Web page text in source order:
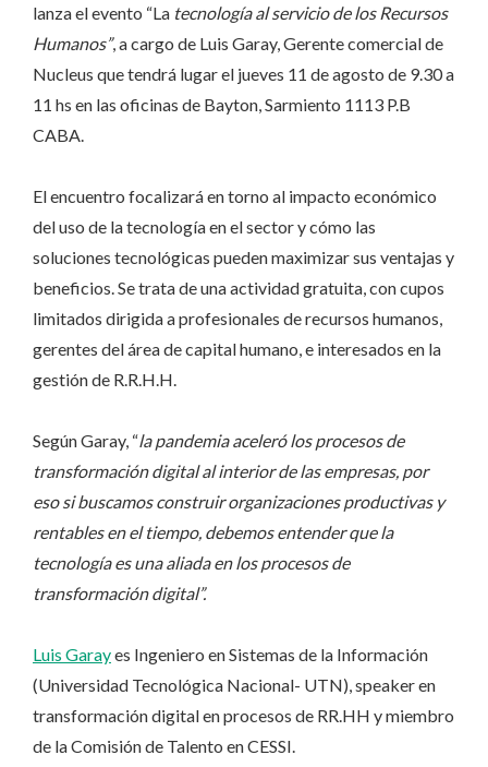
lanza el evento “La tecnología al servicio de los Recursos
Humanos”, a cargo de Luis Garay, Gerente comercial de
Nucleus que tendrá lugar el jueves 11 de agosto de 9.30 a
11 hs en las oficinas de Bayton, Sarmiento 1113 P.B
CABA.
El encuentro focalizará en torno al impacto económico
del uso de la tecnología en el sector y cómo las
soluciones tecnológicas pueden maximizar sus ventajas y
beneficios. Se trata de una actividad gratuita, con cupos
limitados dirigida a profesionales de recursos humanos,
gerentes del área de capital humano, e interesados en la
gestión de R.R.H.H.
Según Garay, “la pandemia aceleró los procesos de
transformación digital al interior de las empresas, por
eso si buscamos construir organizaciones productivas y
rentables en el tiempo, debemos entender que la
tecnología es una aliada en los procesos de
transformación digital”.
Luis Garayes Ingeniero en Sistemas de la Información
(Universidad Tecnológica Nacional- UTN), speaker en
transformación digital en procesos de RR.HH y miembro
de la Comisión de Talento en CESSI.